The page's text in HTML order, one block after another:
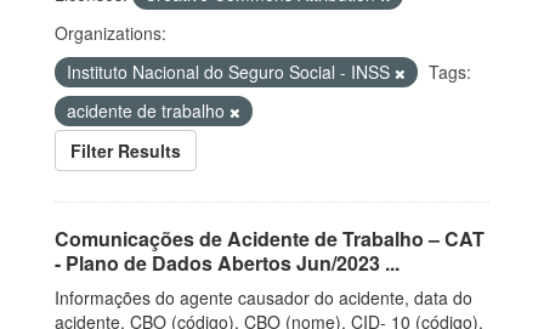
Organizations:
Instituto Nacional do Seguro Social - INSS
Tags:
acidente de trabalho
Filter Results
Comunicações de Acidente de Trabalho – CAT
- Plano de Dados Abertos Jun/2023 ...
Informações do agente causador do acidente, data do
acidente, CBO (código), CBO (nome), CID- 10 (código),